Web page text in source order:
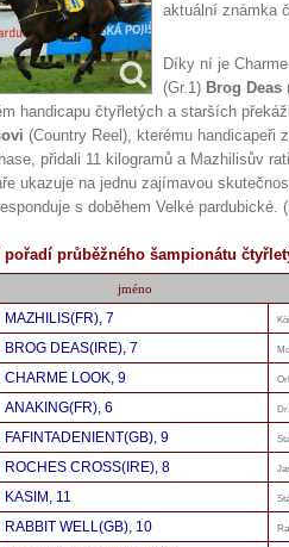
aktuální známka
Díky ní je
(Gr.1) Brog Deas
handicapu čtyřletých a starších
(Country Reel), kterému
přidali 11 kilogramů a Mazhilisův
ukazuje na jednu zajímavou
s doběhem Velké pardubické.
průběžného šampionátu
jméno
MAZHILIS(FR), 7
BROG DEAS(IRE), 7
CHARME LOOK, 9
ANAKING(FR), 6
FAFINTADENIENT(GB), 9
ROCHES CROSS(IRE), 8
KASIM, 11
RABBIT WELL(GB), 10